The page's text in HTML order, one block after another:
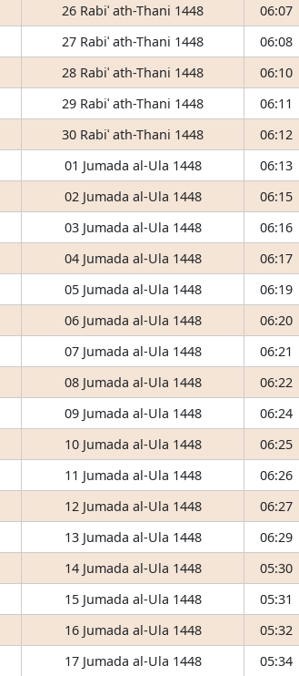
26 Rabiʿ ath-Thani 1448 06:07
27 Rabiʿ ath-Thani 1448 06:08
28 Rabiʿ ath-Thani 1448 06:10
29 Rabiʿ ath-Thani 1448 06:11
30 Rabiʿ ath-Thani 1448 06:12
01 Jumada al-Ula 1448 06:13
02 Jumada al-Ula 1448 06:15
03 Jumada al-Ula 1448 06:16
04 Jumada al-Ula 1448 06:17
05 Jumada al-Ula 1448 06:19
06 Jumada al-Ula 1448 06:20
07 Jumada al-Ula 1448 06:21
08 Jumada al-Ula 1448 06:22
09 Jumada al-Ula 1448 06:24
10 Jumada al-Ula 1448 06:25
11 Jumada al-Ula 1448 06:26
12 Jumada al-Ula 1448 06:27
13 Jumada al-Ula 1448 06:29
14 Jumada al-Ula 1448 05:30
15 Jumada al-Ula 1448 05:31
16 Jumada al-Ula 1448 05:32
17 Jumada al-Ula 1448 05:34